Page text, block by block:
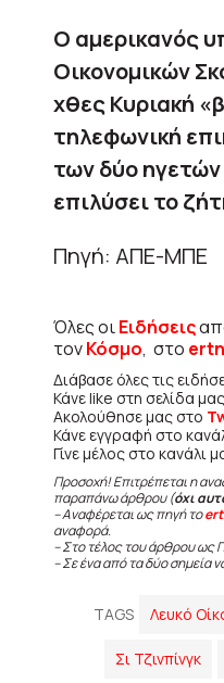
Ο αμερικανός
Οικονομικών
χθες Κυριακή
τηλεφωνική
των δύο
επιλύσει το
Πηγή: ΑΠΕ-ΜΠΕ
Όλες οιΕιδήσεις
τονΚόσμο, στο
Διάβασε όλες τις
Κάνε like στη σελίδα
Ακολούθησε μας στο
Κάνε εγγραφή στο
Γίνε μέλος στο κανάλι
Προσοχή! Επιτρέπεται η
παραπάνω άρθρου (όχι
– Αναφέρεται ως πηγή το
αναφορά.
– Στο τέλος του άρθρου ως
– Σε ένα από τα δύο σημεία
TAGS Λευκό
Σι Τζινπίνγκ